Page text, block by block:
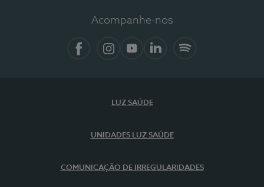
Acompanhe-nos
LUZ SAÚDE
UNIDADES LUZ SAÚDE
COMUNICAÇÃO DE IRREGULARIDADES